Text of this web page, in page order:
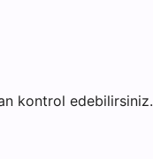
kontrol edebilirsiniz.